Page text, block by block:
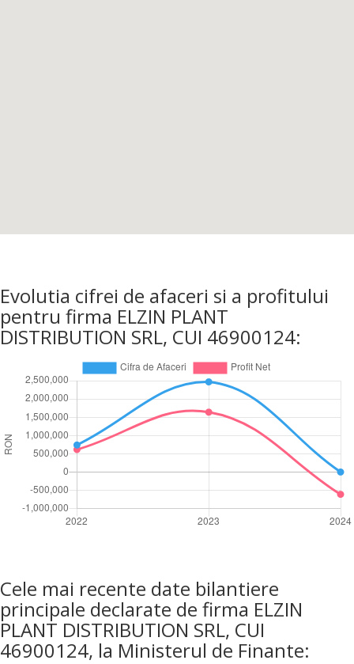
Evolutia cifrei de afaceri si a profitului
pentru firma ELZIN PLANT
DISTRIBUTION SRL, CUI 46900124:
Cele mai recente date bilantiere
principale declarate de firma ELZIN
PLANT DISTRIBUTION SRL, CUI
46900124, la Ministerul de Finante: